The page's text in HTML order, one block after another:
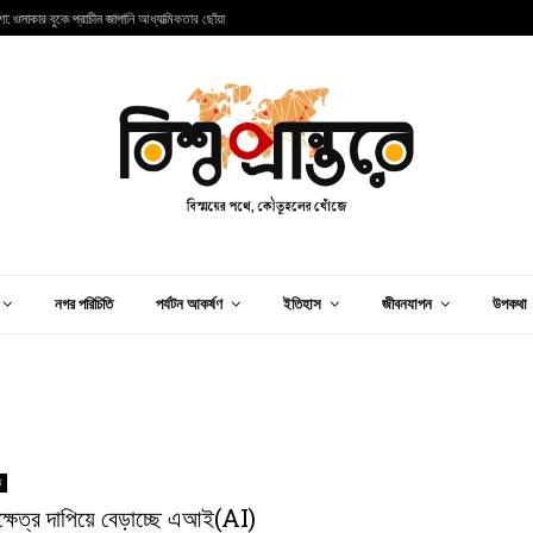
ওসাকার বুকে প্রাচীন জাপানি আধ্যাত্মিকতার ছোঁয়া
নগর পরিচিতি পর্যটন আকর্ষণ ইতিহাস জীবনযাপন উপকথা
দাপিয়ে বেড়াচ্ছে এআই(AI)